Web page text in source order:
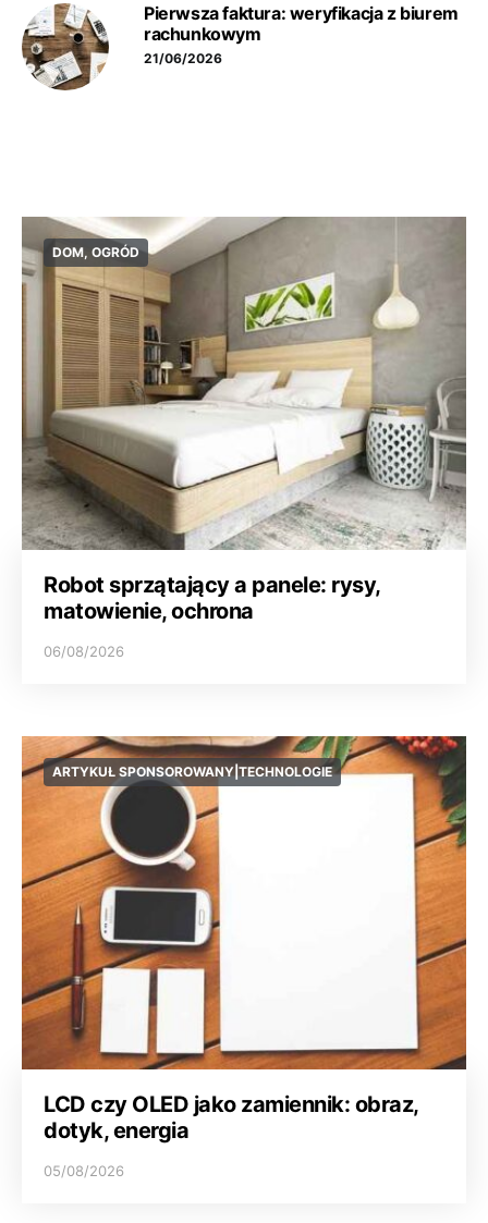
Pierwsza faktura: weryfikacja z biurem
rachunkowym
21/06/2026
DOM, OGRÓD
Robot sprzątający a panele: rysy,
matowienie, ochrona
06/08/2026
ARTYKUŁ SPONSOROWANY|TECHNOLOGIE
LCD czy OLED jako zamiennik: obraz,
dotyk, energia
05/08/2026